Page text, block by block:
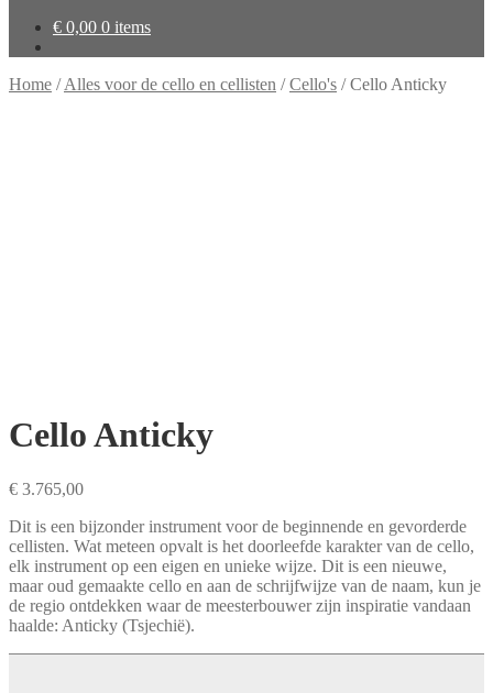
€ 0,00 0 items
Home /Alles voor de cello en cellisten /Cello's /Cello Anticky
Cello Anticky
€ 3.765,00
Dit is een bijzonder instrument voor de beginnende en gevorderde
cellisten. Wat meteen opvalt is het doorleefde karakter van de cello,
elk instrument op een eigen en unieke wijze. Dit is een nieuwe,
maar oud gemaakte cello en aan de schrijfwijze van de naam, kun je
de regio ontdekken waar de meesterbouwer zijn inspiratie vandaan
haalde: Anticky (Tsjechië).